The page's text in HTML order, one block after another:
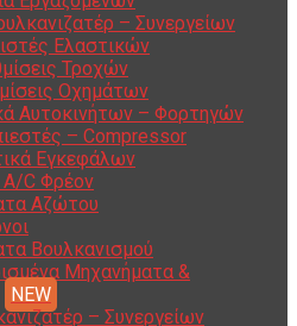
– Συνεργείων
Ελαστικών
Τροχών
Οχημάτων
Αυτοκινήτων – Φορτηγών
– Compressor
Εγκεφάλων
C Φρέον
Αζώτου
Βουλκανισμού
Μηχανήματα &
– Συνεργείων